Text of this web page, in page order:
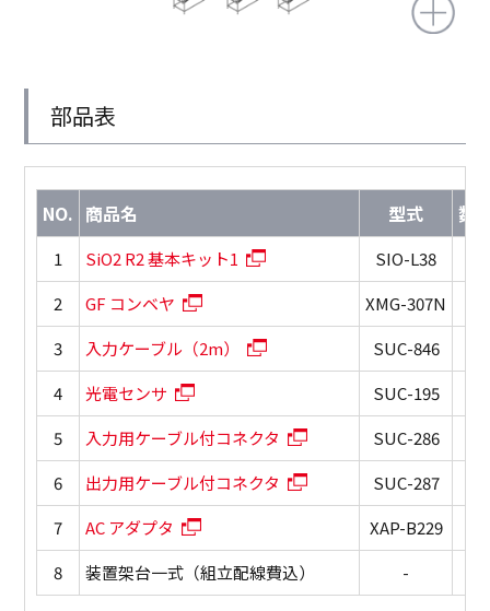
部品表
NO. 商品名 型式 数
1 SiO2 R2 基本キット1 SIO-L38
2
GF コンベヤ XMG-307N
3
入力ケーブル（2m） SUC-846
4
光電センサ SUC-195
5
入力用ケーブル付コネクタ SUC-286
6
出力用ケーブル付コネクタ SUC-287
7
AC アダプタ XAP-B229
8
装置架台一式（組立配線費込） -